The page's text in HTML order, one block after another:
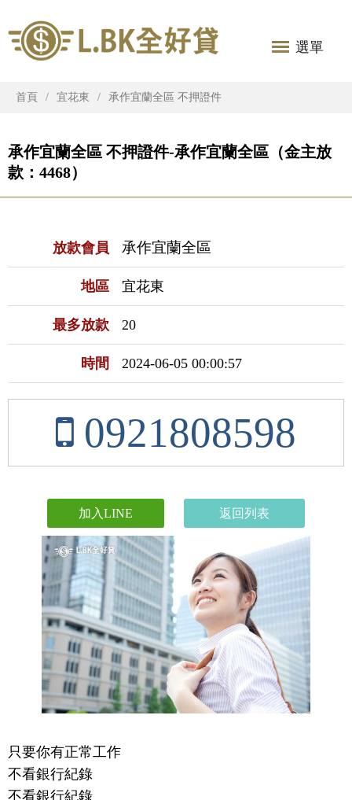
選單
首頁 宜花東 承作宜蘭全區 不押證件
承作宜蘭全區 不押證件-承作宜蘭全區（金主放
款：4468）
放款會員 承作宜蘭全區
地區 宜花東
最多放款 20
時間 2024-06-05 00:00:57
0921808598
加入LINE 返回列表
只要你有正常工作
不看銀行紀錄
不看銀行紀錄